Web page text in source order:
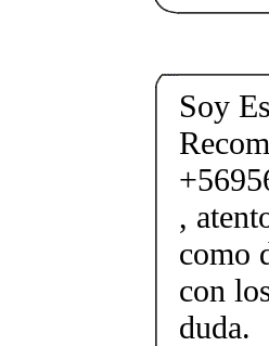
Soy
,
como
con
duda.